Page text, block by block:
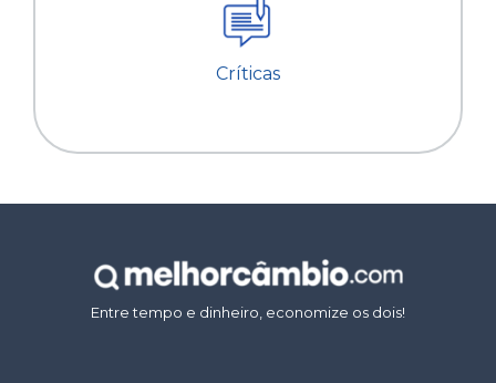
Críticas
Entre tempo e dinheiro, economize os dois!